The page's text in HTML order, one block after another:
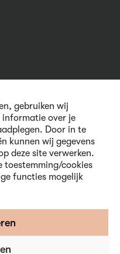
gebruiken wij
informatie over je
Door in te
kunnen wij gegevens
deze site verwerken.
toestemming/cookies
functies mogelijk